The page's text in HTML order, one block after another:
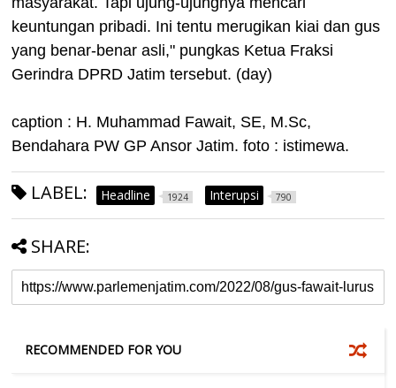
keuntungan pribadi. Ini tentu merugikan kiai dan gus
yang benar-benar asli," pungkas Ketua Fraksi
Gerindra DPRD Jatim tersebut. (day)
caption : H. Muhammad Fawait, SE, M.Sc,
Bendahara PW GP Ansor Jatim. foto : istimewa.
LABEL: Headline 1924 Interupsi 790
SHARE:
RECOMMENDED FOR YOU